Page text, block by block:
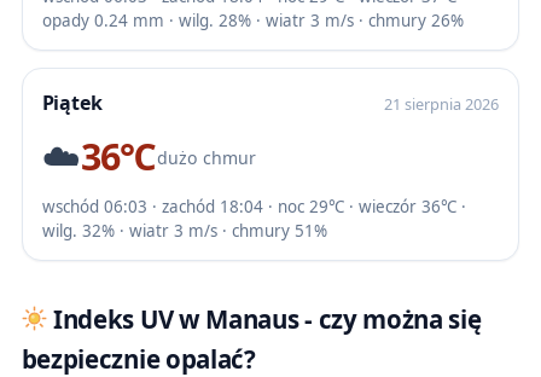
opady 0.24 mm · wilg. 28% · wiatr 3 m/s · chmury 26%
Piątek 21 sierpnia 2026
☁️36℃dużo chmur
wschód 06:03 · zachód 18:04 · noc 29℃ · wieczór 36℃ ·
wilg. 32% · wiatr 3 m/s · chmury 51%
Indeks UV w Manaus - czy można się
bezpiecznie opalać?